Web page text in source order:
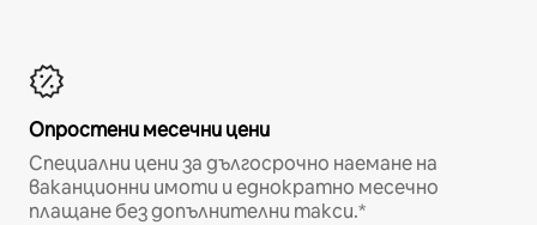
Опростени месечни цени
Специални цени за дългосрочно наемане на
ваканционни имоти и еднократно месечно
плащане без допълнителни такси.*